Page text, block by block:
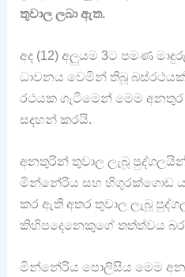
තුවාල ලබා ඇත.
අද (12) අලුයම 3ට පමණ
ධාවනය වෙමින් තිබූ
රථයක ගැටීමෙන් මෙම
සදහන් කරයි.
අනතුරින් තුවාල ලැබූ
මින්නේරිය සහ හිගුරක්ගොඩ
කර ඇති අතර තුවාල ලැබූ
කිහිපදෙනෙකුගේ තත්ත්වය
මින්නේරිය පොලිසිය මෙම